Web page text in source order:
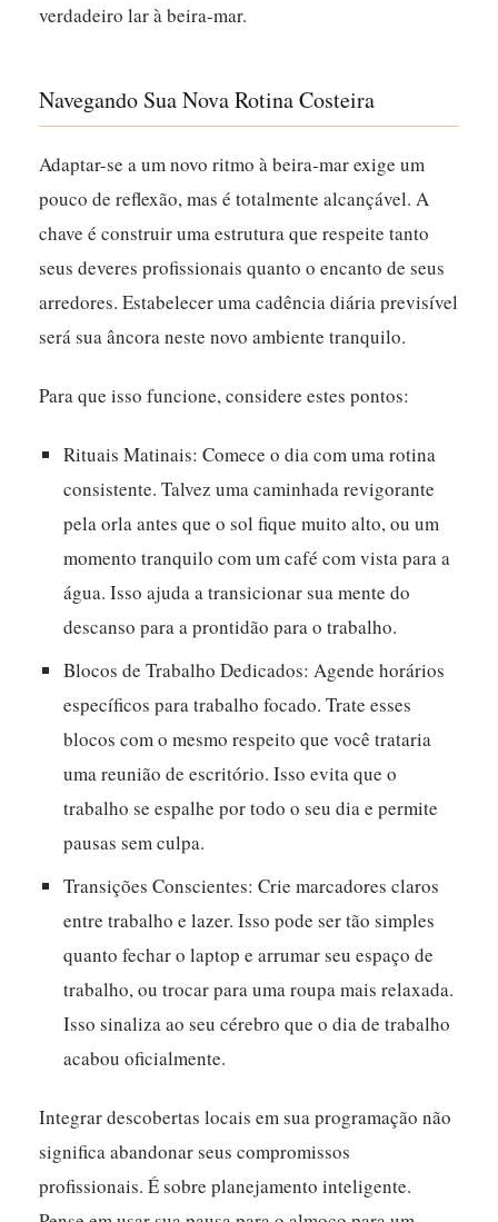
verdadeiro lar à beira-mar.
Navegando Sua Nova Rotina Costeira
Adaptar-se a um novo ritmo à beira-mar exige um
pouco de reflexão, mas é totalmente alcançável. A
chave é construir uma estrutura que respeite tanto
seus deveres profissionais quanto o encanto de seus
arredores.Estabelecer uma cadência diária previsível
será sua âncora neste novo ambiente tranquilo.
Para que isso funcione, considere estes pontos:
Rituais Matinais: Comece o dia com uma rotina
consistente. Talvez uma caminhada revigorante
pela orla antes que o sol fique muito alto, ou um
momento tranquilo com um café com vista para a
água. Isso ajuda a transicionar sua mente do
descanso para a prontidão para o trabalho.
Blocos de Trabalho Dedicados: Agende horários
específicos para trabalho focado. Trate esses
blocos com o mesmo respeito que você trataria
uma reunião de escritório. Isso evita que o
trabalho se espalhe por todo o seu dia e permite
pausas sem culpa.
Transições Conscientes: Crie marcadores claros
entre trabalho e lazer. Isso pode ser tão simples
quanto fechar o laptop e arrumar seu espaço de
trabalho, ou trocar para uma roupa mais relaxada.
Isso sinaliza ao seu cérebro que o dia de trabalho
acabou oficialmente.
Integrar descobertas locais em sua programação não
significa abandonar seus compromissos
profissionais. É sobre planejamento inteligente.